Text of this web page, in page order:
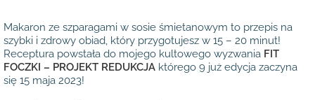
Makaron ze szparagami w sosie śmietanowym to przepis na
szybki i zdrowy obiad, który przygotujesz w 15 – 20 minut!
Receptura powstała do mojego kultowego wyzwania FIT
FOCZKI – PROJEKT REDUKCJA którego 9 już edycja zaczyna
się 15 maja 2023!